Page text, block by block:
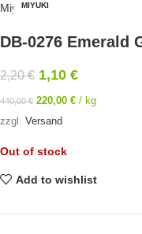
MIYUKI
Miyuki
DB-0276 Emerald
2,20€ 1,10 €
440,00€ 220,00 € / kg
zzgl. Versand
Out of stock
Add to wishlist